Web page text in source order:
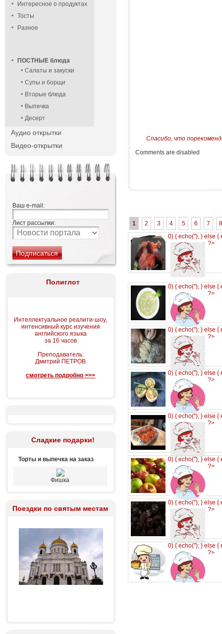
Интересное о продуктах
Тосты
Разное
ПОСТНЫЕ блюда
Салаты и закуски
Супы и борщи
Вторые блюда
Выпечка
Десерт
Аудио открытки
Видео-открытки
Ваш e-mail:
Лист рассылки:
Полиглот
Интеллектуальное реалити-шоу,
интенсивный курс изучения
английского языка
за 16 часов
Преподаватель:
Дмитрий ПЕТРОВ
смотреть подробно >>>
Сладкие подарки!
Торты и выпечка на заказ
Фишка
Поездки по святым местам
Спасибо, что
Comments are disabled
1 2 3 4 5 6 7
8
0) { echo(''); } else {
?>
0) { echo(''); } else {
?>
0) { echo(''); } else {
?>
0) { echo(''); } else {
?>
0) { echo(''); } else {
?>
0) { echo(''); } else {
?>
0) { echo(''); } else {
?>
0) { echo(''); } else {
?>